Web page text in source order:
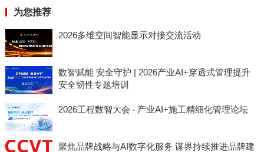
为您推荐
2026多维空间智能显示对接交流活动
数智赋能 安全守护 | 2026产业AI+穿透式管理提升
安全韧性专题培训
2026工程数智大会 ‧ 产业AI+施工精细化管理论坛
聚焦品牌战略与AI数字化服务 谋界持续推进品牌建